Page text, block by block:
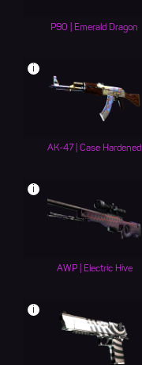
P90 | Emerald Dragon
i
AK-47 | Case Hardened
i
AWP | Electric Hive
i